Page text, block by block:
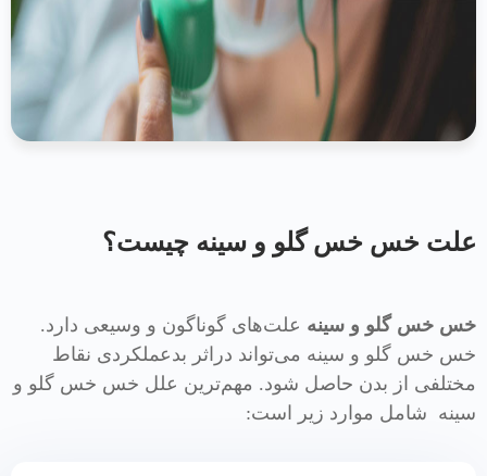
علت خس خس گلو و سینه چیست؟
خس خس گلو و سینه علت‌های گوناگون و وسیعی دارد.
خس خس گلو و سینه می‌تواند دراثر بدعملکردی نقاط
مختلفی از بدن حاصل شود. مهم‌ترین علل خس خس گلو و
سینه شامل موارد زیر است: